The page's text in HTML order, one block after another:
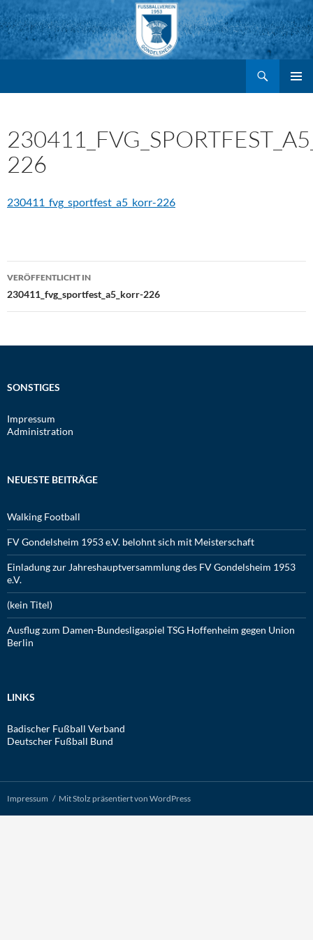
Zum
Inhalt
springen
226
230411_fvg_sportfest_a5_korr-226
Beitragsnavigation
VERÖFFENTLICHT IN
230411_fvg_sportfest_a5_korr-226
SONSTIGES
Impressum
Administration
NEUESTE BEITRÄGE
Walking Football
FV Gondelsheim 1953 e.V. belohnt sich mit Meisterschaft
Einladung zur Jahreshauptversammlung des FV Gondelsheim 1953
e.V.
(kein Titel)
Ausflug zum Damen-Bundesligaspiel TSG Hoffenheim gegen Union
Berlin
LINKS
Badischer Fußball Verband
Deutscher Fußball Bund
Impressum Mit Stolz präsentiert von WordPress